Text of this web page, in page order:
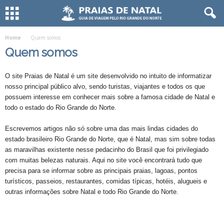
Home Quem somos
Quem somos
O site Praias de Natal é um site desenvolvido no intuito de informatizar
nosso principal público alvo, sendo turistas, viajantes e todos os que
possuem interesse em conhecer mais sobre a famosa cidade de Natal e
todo o estado do Rio Grande do Norte.
Escrevemos artigos não só sobre uma das mais lindas cidades do
estado brasileiro Rio Grande do Norte, que é Natal, mas sim sobre todas
as maravilhas existente nesse pedacinho do Brasil que foi privilegiado
com muitas belezas naturais. Aqui no site você encontrará tudo que
precisa para se informar sobre as principais praias, lagoas, pontos
turísticos, passeios, restaurantes, comidas típicas, hotéis, alugueis e
outras informações sobre Natal e todo Rio Grande do Norte.